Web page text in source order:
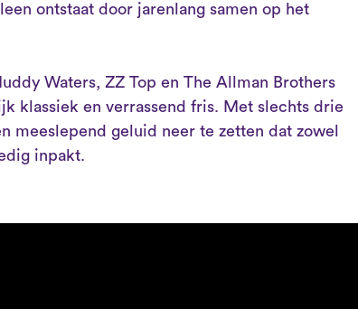
ontstaat door jarenlang samen op het
Waters, ZZ Top en The Allman Brothers
klassiek en verrassend fris. Met slechts drie
meeslepend geluid neer te zetten dat zowel
inpakt.